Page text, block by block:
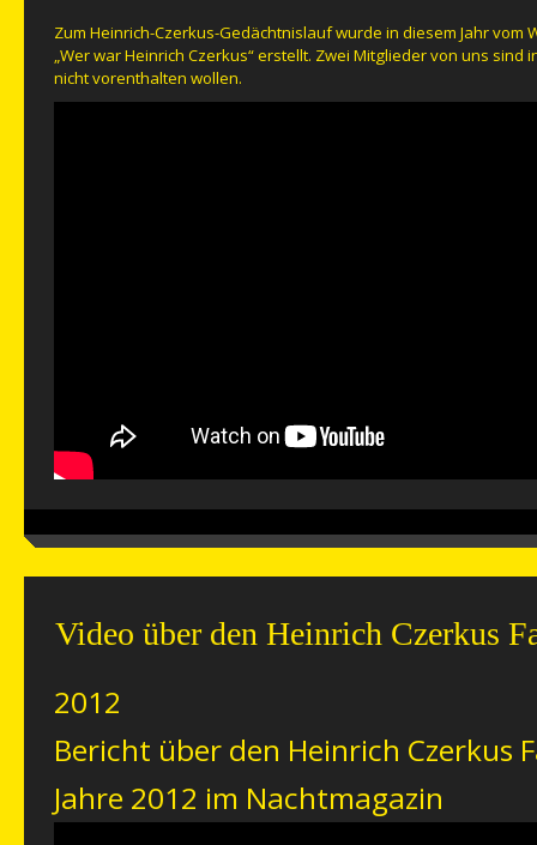
Zum Heinrich-Czerkus-Gedächtnislauf wurde in diesem Jahr vom
„Wer war Heinrich Czerkus“ erstellt. Zwei Mitglieder von uns sind
nicht vorenthalten wollen.
Video über den Heinrich Czerkus
2012
Bericht über den Heinrich Czerkus
Jahre 2012 im Nachtmagazin